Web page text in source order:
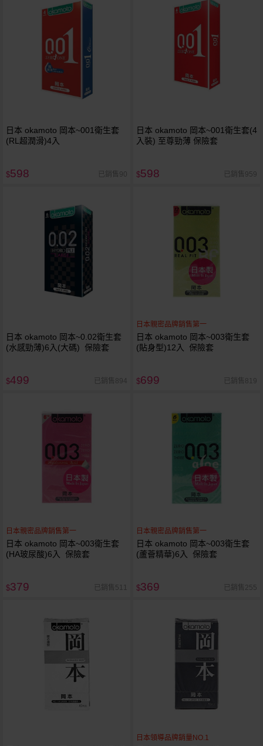
日本 okamoto 岡本~001衛生套
(RL超潤滑)4入
$598 已銷售90
日本 okamoto 岡本~001衛生套(4
入裝) 至尊勁薄 保險套
$598 已銷售959
日本 okamoto 岡本~0.02衛生套
(水感勁薄)6入(大碼) 保險套
$499 已銷售894
日本親密品牌銷售第一
日本 okamoto 岡本~003衛生套
(貼身型)12入 保險套
$699 已銷售819
日本親密品牌銷售第一
日本 okamoto 岡本~003衛生套
(HA玻尿酸)6入 保險套
$379 已銷售511
日本親密品牌銷售第一
日本 okamoto 岡本~003衛生套
(蘆薈精華)6入 保險套
$369 已銷售255
日本領導品牌銷量NO.1